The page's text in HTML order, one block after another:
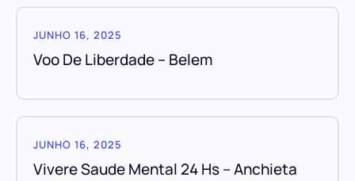
JUNHO 16, 2025
Voo De Liberdade – Belem
JUNHO 16, 2025
Vivere Saude Mental 24 Hs – Anchieta